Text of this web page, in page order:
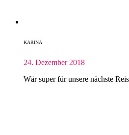
KARINA
24. Dezember 2018
Wär super für unsere nächste